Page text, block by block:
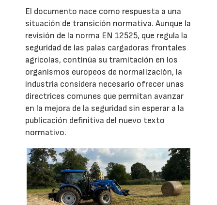
El documento nace como respuesta a una
situación de transición normativa. Aunque la
revisión de la norma EN 12525, que regula la
seguridad de las palas cargadoras frontales
agrícolas, continúa su tramitación en los
organismos europeos de normalización, la
industria considera necesario ofrecer unas
directrices comunes que permitan avanzar
en la mejora de la seguridad sin esperar a la
publicación definitiva del nuevo texto
normativo.